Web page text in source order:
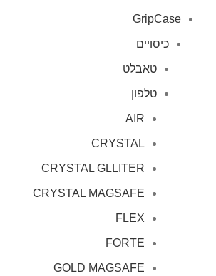
GripCase
כיסויים
טאבלט
טלפון
AIR
CRYSTAL
CRYSTAL GLLITER
CRYSTAL MAGSAFE
FLEX
FORTE
GOLD MAGSAFE